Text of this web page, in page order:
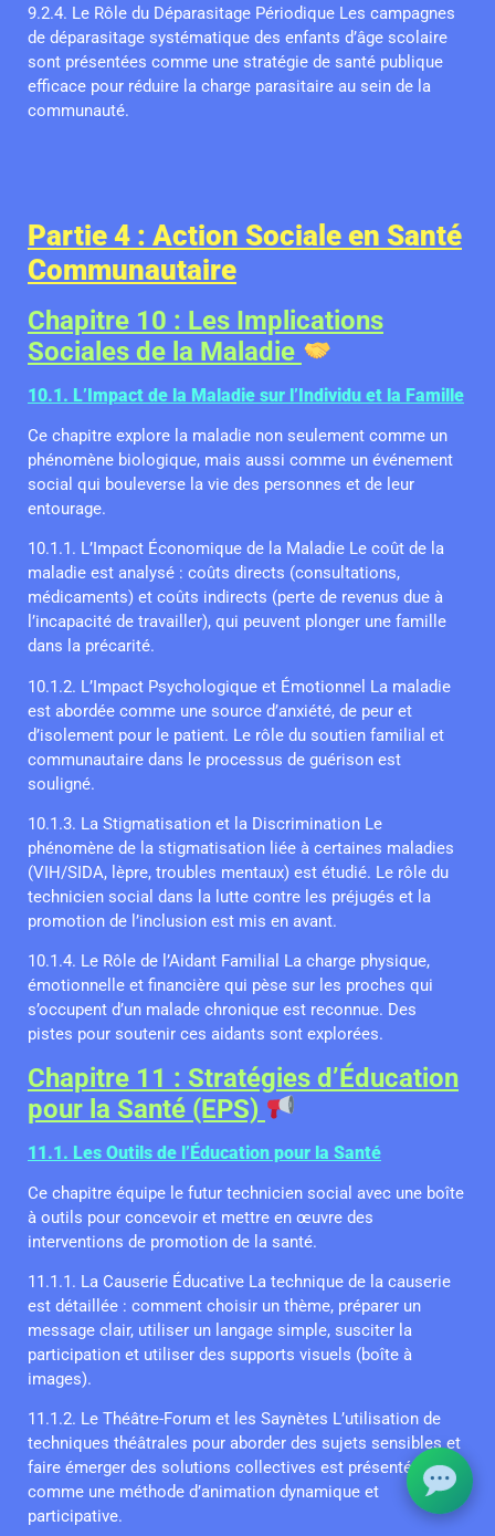
9.2.4. Le Rôle du Déparasitage Périodique Les campagnes
de déparasitage systématique des enfants d’âge scolaire
sont présentées comme une stratégie de santé publique
efficace pour réduire la charge parasitaire au sein de la
communauté.
Partie 4 : Action Sociale en Santé
Communautaire
Chapitre 10 : Les Implications
Sociales de la Maladie
10.1. L’Impact de la Maladie sur l’Individu et la Famille
Ce chapitre explore la maladie non seulement comme un
phénomène biologique, mais aussi comme un événement
social qui bouleverse la vie des personnes et de leur
entourage.
10.1.1. L’Impact Économique de la Maladie Le coût de la
maladie est analysé : coûts directs (consultations,
médicaments) et coûts indirects (perte de revenus due à
l’incapacité de travailler), qui peuvent plonger une famille
dans la précarité.
10.1.2. L’Impact Psychologique et Émotionnel La maladie
est abordée comme une source d’anxiété, de peur et
d’isolement pour le patient. Le rôle du soutien familial et
communautaire dans le processus de guérison est
souligné.
10.1.3. La Stigmatisation et la Discrimination Le
phénomène de la stigmatisation liée à certaines maladies
(VIH/SIDA, lèpre, troubles mentaux) est étudié. Le rôle du
technicien social dans la lutte contre les préjugés et la
promotion de l’inclusion est mis en avant.
10.1.4. Le Rôle de l’Aidant Familial La charge physique,
émotionnelle et financière qui pèse sur les proches qui
s’occupent d’un malade chronique est reconnue. Des
pistes pour soutenir ces aidants sont explorées.
Chapitre 11 : Stratégies d’Éducation
pour la Santé (EPS)
11.1. Les Outils de l’Éducation pour la Santé
Ce chapitre équipe le futur technicien social avec une boîte
à outils pour concevoir et mettre en œuvre des
interventions de promotion de la santé.
11.1.1. La Causerie Éducative La technique de la causerie
est détaillée : comment choisir un thème, préparer un
message clair, utiliser un langage simple, susciter la
participation et utiliser des supports visuels (boîte à
images).
11.1.2. Le Théâtre-Forum et les Saynètes L’utilisation de
techniques théâtrales pour aborder des sujets sensibles et
faire émerger des solutions collectives est présentée
comme une méthode d’animation dynamique et
participative.